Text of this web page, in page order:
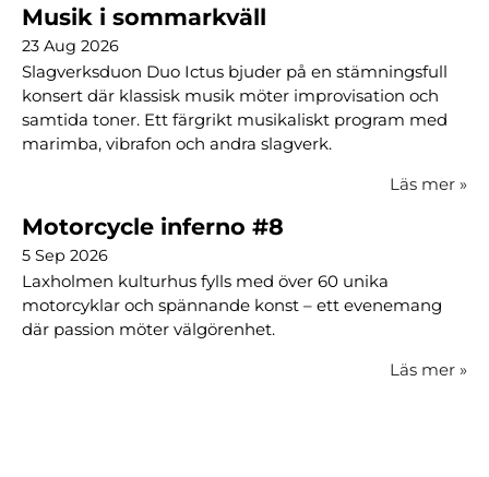
Musik i sommarkväll
23 Aug 2026
Slagverksduon Duo Ictus bjuder på en stämningsfull
konsert där klassisk musik möter improvisation och
samtida toner. Ett färgrikt musikaliskt program med
marimba, vibrafon och andra slagverk.
Läs mer »
Motorcycle inferno #8
5 Sep 2026
Laxholmen kulturhus fylls med över 60 unika
motorcyklar och spännande konst – ett evenemang
där passion möter välgörenhet.
Läs mer »